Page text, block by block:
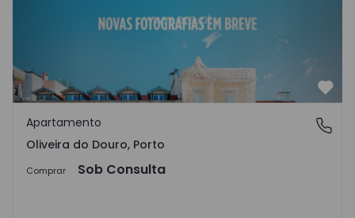
Oliveira do Douro, Porto
Apartamento
Oliveira do Douro, Porto
Comprar Sob Consulta